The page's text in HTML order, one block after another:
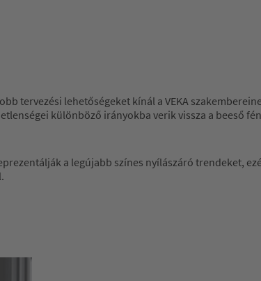
tervezési lehetőségeket kínál a VEKA
különböző irányokba verik vissza a beeső
a legújabb színes nyílászáró trendeket,